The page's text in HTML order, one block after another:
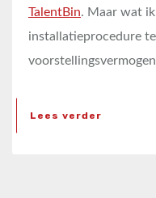
TalentBin. Maar wat
installatieprocedure
Lees verder